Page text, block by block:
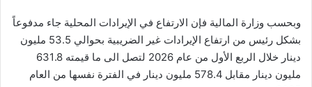
وبحسب وزارة المالية فإن الارتفاع في الإيرادات المحلية جاء مدفوعاً
بشكل رئيس من ارتفاع الإيرادات غير الضريبية بحوالي 53.5 مليون
دينار خلال الربع الأول من عام 2026 لتصل الى ما قيمته 631.8
مليون دينار مقابل 578.4 مليون دينار في الفترة نفسها من العام